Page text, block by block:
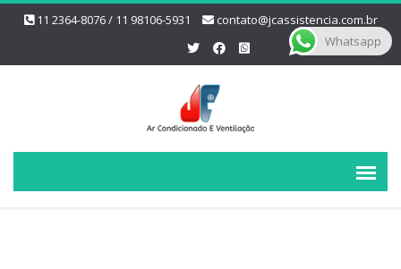
11 2364-8076 / 11 98106-5931 contato@jcassistencia.com.br
Whatsapp